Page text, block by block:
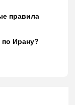
правила
Ирану?